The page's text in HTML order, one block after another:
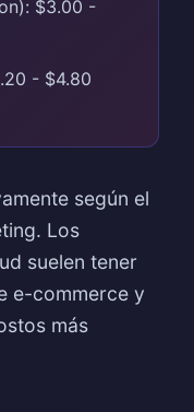
$3.00 -
- $4.80
según el
Los
suelen tener
e-commerce y
más